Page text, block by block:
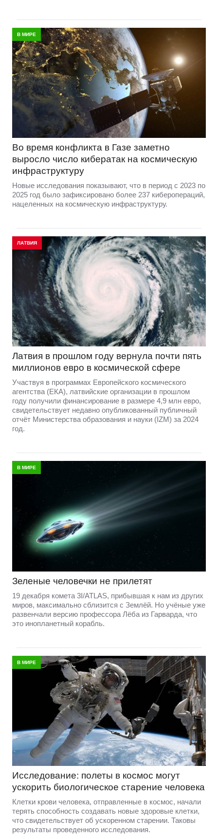
В МИРЕ
Во время конфликта в Газе заметно
выросло число кибератак на космическую
инфраструктуру
Новые исследования показывают, что в период с 2023 по
2025 год было зафиксировано более 237 киберопераций,
нацеленных на космическую инфраструктуру.
ЛАТВИЯ
Латвия в прошлом году вернула почти пять
миллионов евро в космической сфере
Участвуя в программах Европейского космического
агентства (ЕКА), латвийские организации в прошлом
году получили финансирование в размере 4,9 млн евро,
свидетельствует недавно опубликованный публичный
отчёт Министерства образования и науки (IZM) за 2024
год.
В МИРЕ
Зеленые человечки не прилетят
19 декабря комета 3I/ATLAS, прибывшая к нам из других
миров, максимально сблизится с Землёй. Но учёные уже
развенчали версию профессора Лёба из Гарварда, что
это инопланетный корабль.
В МИРЕ
Исследование: полеты в космос могут
ускорить биологическое старение человека
Клетки крови человека, отправленные в космос, начали
терять способность создавать новые здоровые клетки,
что свидетельствует об ускоренном старении. Таковы
результаты проведенного исследования.